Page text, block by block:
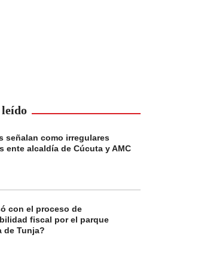
señalan como irregulares
ente alcaldía de Cúcuta y AMC
con el proceso de
fiscal por el parque
de Tunja?